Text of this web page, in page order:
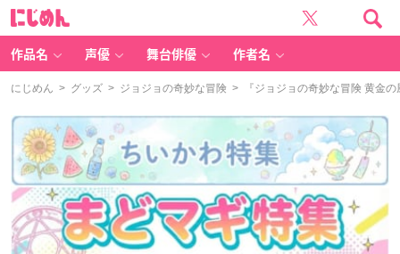
作品名 声優 舞台俳優 作者名
にじめん > グッズ > ジョジョの奇妙な冒険 > 『ジョジョの奇妙な冒険 黄金